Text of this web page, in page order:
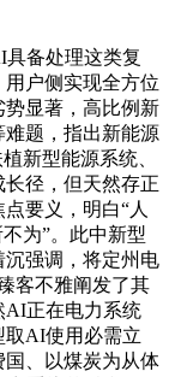
备处理这类复
户侧实现全方位
显著，高比例新
题，指出新能源
新型能源系统、
径，但天然存正
要义，明白“人
为”。此中新型
强调，将定州电
客不雅阐发了其
AI正在电力系统
取AI使用必需立
、以煤炭为从体